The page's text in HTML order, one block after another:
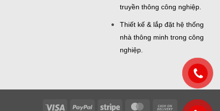
truyền thông công nghiệp.
Thiết kế & lắp đặt hệ thống
nhà thông minh trong công
nghiệp.
Visa PayPal Stripe MasterCardCash